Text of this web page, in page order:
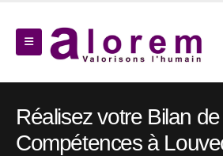
Réalisez votre Bilan de
Compétences à